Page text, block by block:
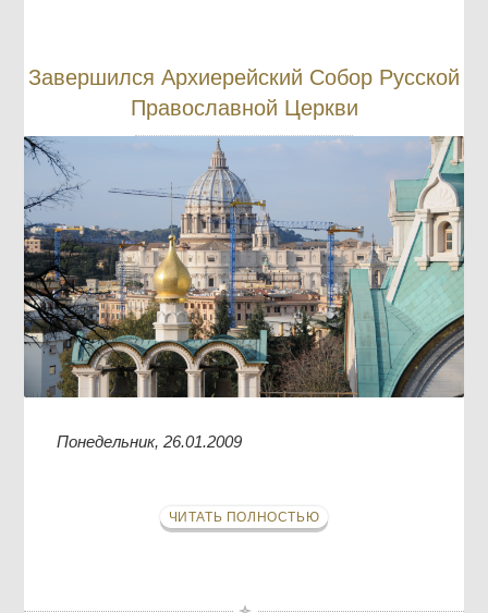
Завершился Архиерейский Собор Русской
Православной Церкви
Понедельник, 26.01.2009
ЧИТАТЬ ПОЛНОСТЬЮ